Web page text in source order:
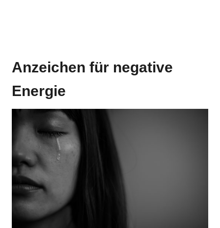
Anzeichen für negative
Energie